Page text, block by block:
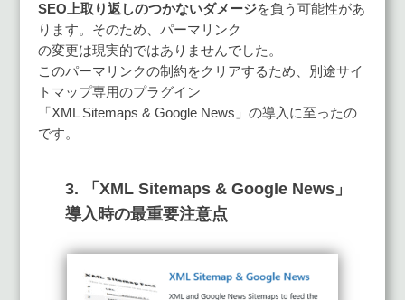
SEO上取り返しのつかないダメージを負う可能性があ
ります。そのため、パーマリンク
の変更は現実的ではありませんでした。
このパーマリンクの制約をクリアするため、別途サイ
トマップ専用のプラグイン
「XML Sitemaps & Google News」の導入に至ったの
です。
3. 「XML Sitemaps & Google News」
導入時の最重要注意点